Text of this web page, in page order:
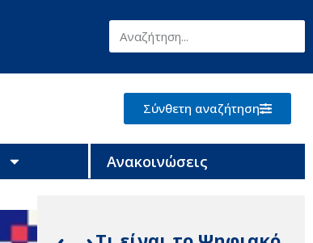
Σύνθετη αναζήτηση
Ανακοινώσεις